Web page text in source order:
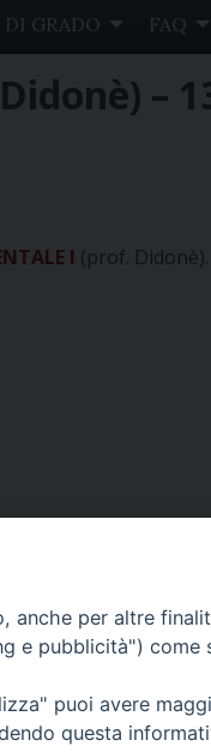
DI GRADO FAQ
–
I (prof. Didonè).
anche per altre
e pubblicità") come
puoi avere
questa